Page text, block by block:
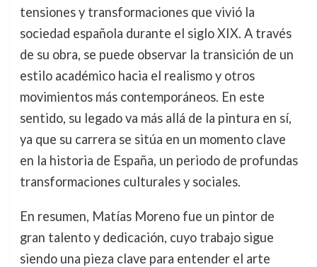
tensiones y transformaciones que vivió la
sociedad española durante el siglo XIX. A través
de su obra, se puede observar la transición de un
estilo académico hacia el realismo y otros
movimientos más contemporáneos. En este
sentido, su legado va más allá de la pintura en sí,
ya que su carrera se sitúa en un momento clave
en la historia de España, un periodo de profundas
transformaciones culturales y sociales.
En resumen, Matías Moreno fue un pintor de
gran talento y dedicación, cuyo trabajo sigue
siendo una pieza clave para entender el arte